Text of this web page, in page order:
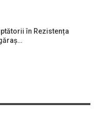
în Rezistența